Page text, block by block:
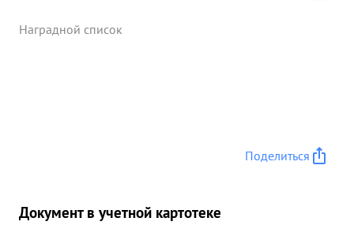
Наградной список
Поделиться
Документ в учетной картотеке